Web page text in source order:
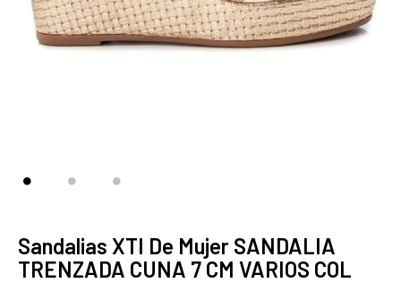
Sandalias XTI De Mujer SANDALIA
TRENZADA CUNA 7 CM VARIOS COL